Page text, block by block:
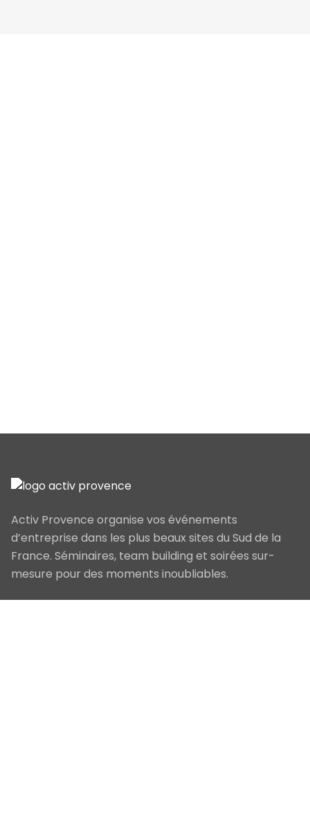
Activ Provence organise vos événements
d’entreprise dans les plus beaux sites du Sud de la
France. Séminaires, team building et soirées sur-
mesure pour des moments inoubliables.